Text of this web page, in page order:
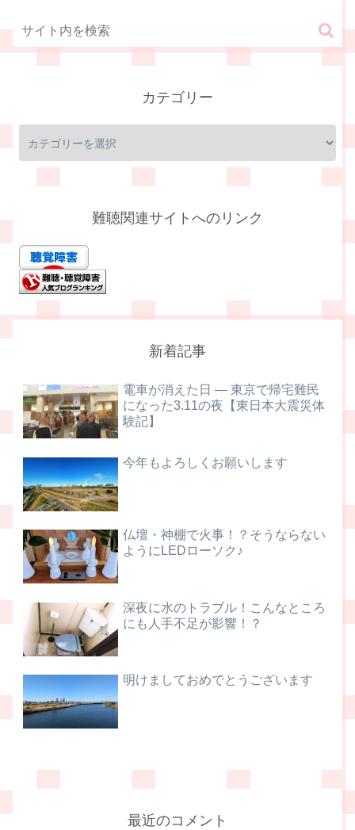
カテゴリー
難聴関連サイトへのリンク
新着記事
電車が消えた日 ― 東京で帰宅難民
になった3.11の夜【東日本大震災体
験記】
今年もよろしくお願いします
仏壇・神棚で火事！？そうならない
ようにLEDローソク♪
深夜に水のトラブル！こんなところ
にも人手不足が影響！？
明けましておめでとうございます
最近のコメント